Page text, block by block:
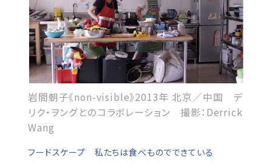
岩間朝子《non-visible》2013年 北京／中国 デ
リク・ヲングとのコラボレーション 撮影：Derrick
Wang
フードスケープ 私たちは食べものでできている